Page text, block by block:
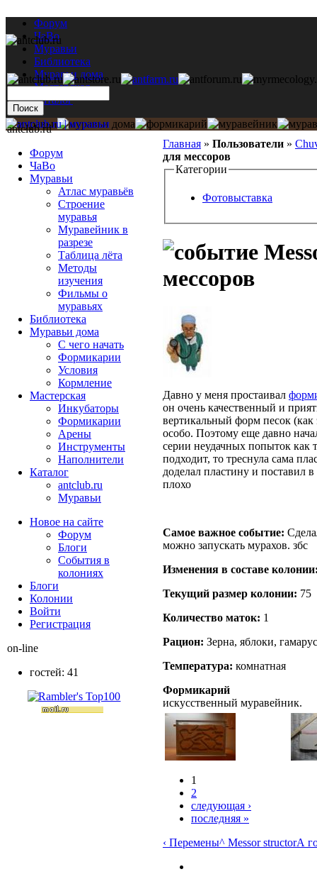
Форум
ЧаВо
Муравьи
Библиотека
Муравьи дома
Мастерская
Каталог
Главная » Пользователи »
для мессоров
Категории
Фотовыставка
мессоров
Давно у меня простаивал
он очень качественный и
вертикальный форм песок (как
особо. Поэтому еще давно
серии неудачных попыток как
подходит, то треснула сама
доделал пластину и поставил в
плохо
Самое важное событие:
можно запускать мурахов. збс
Изменения в составе
Текущий размер кoлонии: 75
Количество маток: 1
Рацион: Зерна, яблоки,
Температура: комнатная
Формикарий
искусственный муравейник.
1
2
следующая ›
последняя »
‹ Перемены^ Messor structorА
antclub.ru
Форум
ЧаВо
Муравьи
Атлас муравьёв
Строение
муравья
Муравейник в
разрезе
Таблица лёта
Методы
изучения
Фильмы о
муравьях
Библиотека
Муравьи дома
С чего начать
Формикарии
Условия
Кормление
Мастерская
Инкубаторы
Формикарии
Арены
Инструменты
Наполнители
Каталог
antclub.ru
Муравьи
Новое на сайте
Форум
Блоги
События в
колониях
Блоги
Колонии
Войти
Peгиcтpaция
on-line
гостей: 41